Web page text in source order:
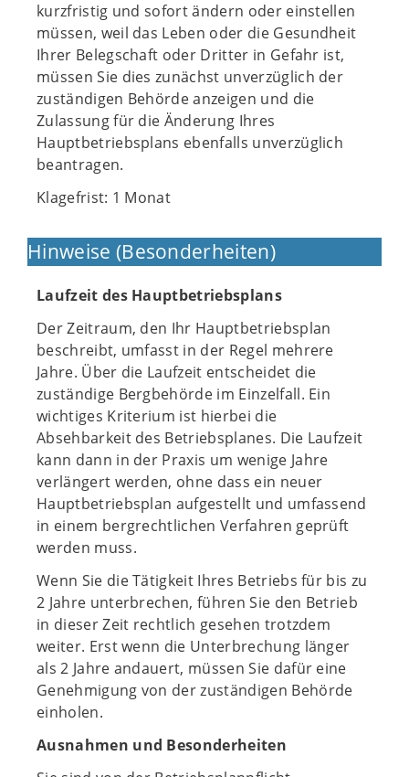
kurzfristig und sofort ändern oder einstellen
müssen, weil das Leben oder die Gesundheit
Ihrer Belegschaft oder Dritter in Gefahr ist,
müssen Sie dies zunächst unverzüglich der
zuständigen Behörde anzeigen und die
Zulassung für die Änderung Ihres
Hauptbetriebsplans ebenfalls unverzüglich
beantragen.
Klagefrist: 1 Monat
Hinweise (Besonderheiten)
Laufzeit des Hauptbetriebsplans
Der Zeitraum, den Ihr Hauptbetriebsplan
beschreibt, umfasst in der Regel mehrere
Jahre. Über die Laufzeit entscheidet die
zuständige Bergbehörde im Einzelfall. Ein
wichtiges Kriterium ist hierbei die
Absehbarkeit des Betriebsplanes. Die Laufzeit
kann dann in der Praxis um wenige Jahre
verlängert werden, ohne dass ein neuer
Hauptbetriebsplan aufgestellt und umfassend
in einem bergrechtlichen Verfahren geprüft
werden muss.
Wenn Sie die Tätigkeit Ihres Betriebs für bis zu
2 Jahre unterbrechen, führen Sie den Betrieb
in dieser Zeit rechtlich gesehen trotzdem
weiter. Erst wenn die Unterbrechung länger
als 2 Jahre andauert, müssen Sie dafür eine
Genehmigung von der zuständigen Behörde
einholen.
Ausnahmen und Besonderheiten